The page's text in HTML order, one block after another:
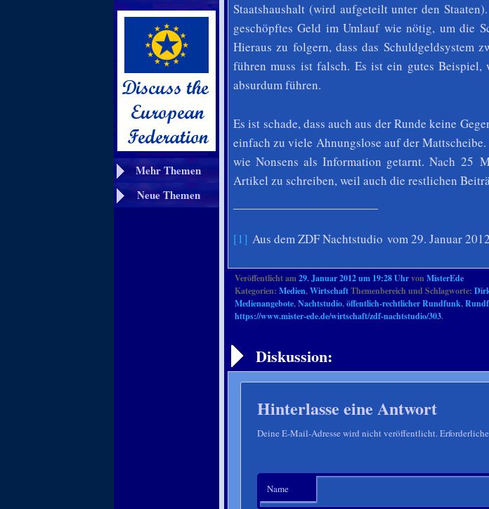
Mehr Themen
Neue Themen
Staatshaushalt (wird aufgeteilt unter den
geschöpftes Geld im Umlauf wie nötig, um die
Hieraus zu folgern, dass das Schuldgeldsystem
führen muss ist falsch. Es ist ein gutes Beispiel,
absurdum führen.
Es ist schade, dass auch aus der Runde keine
einfach zu viele Ahnungslose auf der
wie Nonsens als Information getarnt. Nach 25
Artikel zu schreiben, weil auch die restlichen
[1] Aus dem ZDF Nachtstudio vom 29. Januar
Veröffentlicht am29. Januar 2012 um 19:28 Uhrvon MisterEde
Kategorien: Medien,WirtschaftThemenbereich und Schlagworte:
Medienangebote,Nachtstudio,öffentlich-rechtlicher Rundfunk,
https://www.mister-ede.de/wirtschaft/zdf-nachtstudio/303.
Diskussion:
Hinterlasse eine Antwort
Deine E-Mail-Adresse wird nicht veröffentlicht.
Name